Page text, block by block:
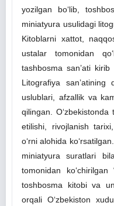
yozilgan bo‘lib,
miniatyura usulidagi
Kitoblarni xattot,
ustalar tomonidan
tashbosma san’ati
Litografiya san’atining
uslublari, afzallik va
qilingan.
etilishi, rivojlanish
o‘rni alohida
miniatyura suratlari
tomonidan
toshbosma kitobi va
orqali O‘zbekiston